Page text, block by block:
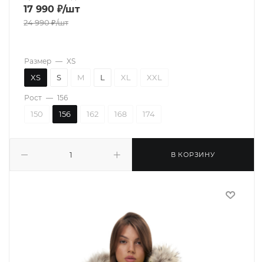
17 990 ₽/шт
24 990₽/шт
В КОРЗИНУ
Размер — XS
XS S M L XL XXL
Рост — 156
150 156 162 168 174